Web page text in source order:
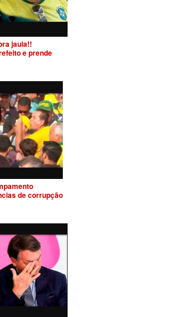
jaula!!
e prende
de corrupção